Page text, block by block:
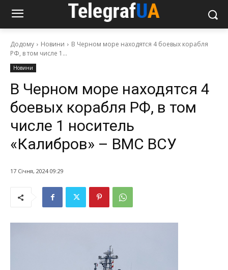
Додому Новини
В Черном море находятся 4 боевых корабля
РФ, в том числе 1...
Новини
В Черном море находятся 4
боевых корабля РФ, в том
числе 1 носитель
«Калибров» – ВМС ВСУ
17 Січня, 2024 09:29